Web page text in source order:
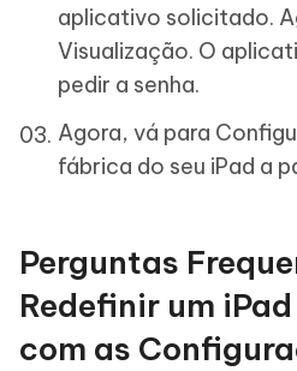
aplicativo solicitado.
Visualização. O
pedir a senha.
Agora, vá para
fábrica do seu iPad a
Perguntas
Redefinir um
com as